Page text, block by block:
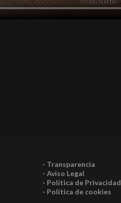
- Transparencia
- Aviso Legal
- Política de Privacidad
- Política de cookies